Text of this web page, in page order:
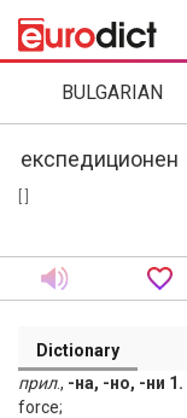
BULGARIAN
Dictionary
прил., -на, -но, -ни 1.
force;